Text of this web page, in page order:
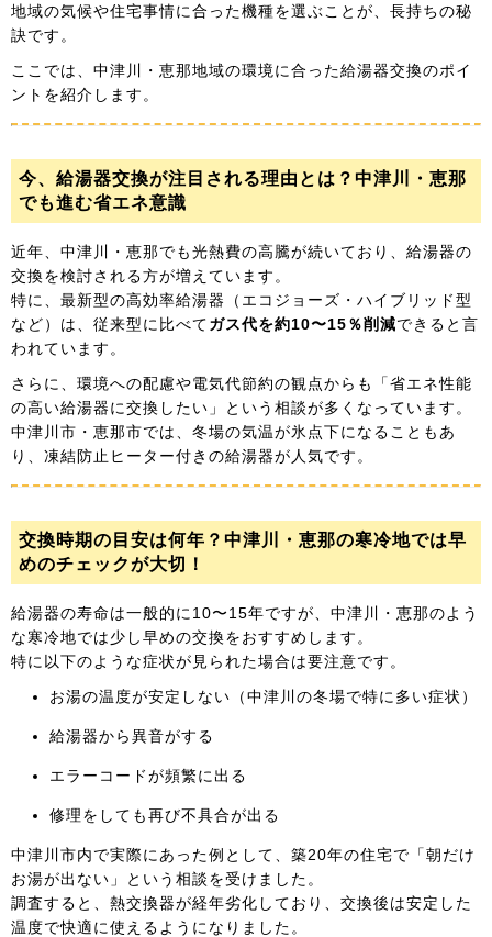
地域の気候や住宅事情に合った機種を選ぶことが、長持ちの秘
訣です。
ここでは、中津川・恵那地域の環境に合った給湯器交換のポイ
ントを紹介します。
今、給湯器交換が注目される理由とは？中津川・恵那
でも進む省エネ意識
近年、中津川・恵那でも光熱費の高騰が続いており、給湯器の
交換を検討される方が増えています。
特に、最新型の高効率給湯器（エコジョーズ・ハイブリッド型
など）は、従来型に比べてガス代を約10〜15％削減できると言
われています。
さらに、環境への配慮や電気代節約の観点からも「省エネ性能
の高い給湯器に交換したい」という相談が多くなっています。
中津川市・恵那市では、冬場の気温が氷点下になることもあ
り、凍結防止ヒーター付きの給湯器が人気です。
交換時期の目安は何年？中津川・恵那の寒冷地では早
めのチェックが大切！
給湯器の寿命は一般的に10〜15年ですが、中津川・恵那のよう
な寒冷地では少し早めの交換をおすすめします。
特に以下のような症状が見られた場合は要注意です。
お湯の温度が安定しない（中津川の冬場で特に多い症状）
給湯器から異音がする
エラーコードが頻繁に出る
修理をしても再び不具合が出る
中津川市内で実際にあった例として、築20年の住宅で「朝だけ
お湯が出ない」という相談を受けました。
調査すると、熱交換器が経年劣化しており、交換後は安定した
温度で快適に使えるようになりました。